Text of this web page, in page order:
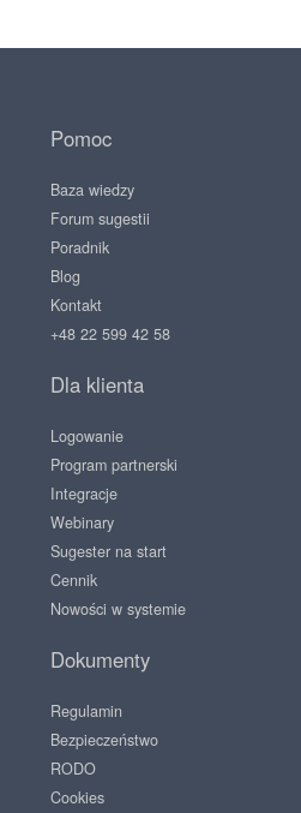
Pomoc
Baza wiedzy
Forum sugestii
Poradnik
Blog
Kontakt
+48 22 599 42 58
Dla klienta
Logowanie
Program partnerski
Integracje
Webinary
Sugester na start
Cennik
Nowości w systemie
Dokumenty
Regulamin
Bezpieczeństwo
RODO
Cookies